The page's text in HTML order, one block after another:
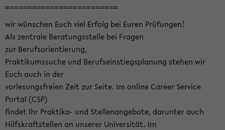
=========================
wir wünschen Euch viel Erfolg bei Euren Prüfungen!
Als zentrale Beratungsstelle bei Fragen
zur Berufsorientierung,
Praktikumssuche und Berufseinstiegsplanung stehen wir
Euch auch in der
vorlesungsfreien Zeit zur Seite. Im online Career Service
Portal (CSP)
findet Ihr Praktika- und Stellenangebote, darunter auch
Hilfskraftstellen an unserer Universität. Im